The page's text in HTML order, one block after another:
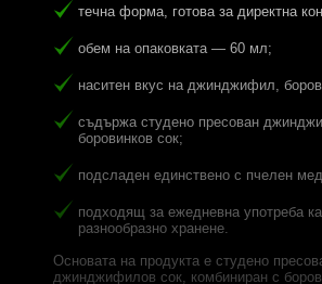
течна форма, готова за директна
обем на опаковката — 60 мл;
наситен вкус на джинджифил,
съдържа студено пресован
боровинков сок;
подсладен единствено с пчелен
подходящ за ежедневна употреба
разнообразно хранене.
Основата на продукта е студено
джинджифилов сок, комбиниран с